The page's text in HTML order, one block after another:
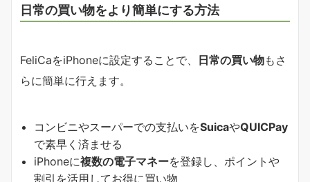
日常の買い物をより簡単にする方法
FeliCaをiPhoneに設定することで、 日常の買い物もさ
らに簡単に行えます。
コンビニやスーパーでの支払いをSuicaやQUICPay
で素早く済ませる
iPhoneに複数の電子マネーを登録し、ポイントや
割引を活用してお得に買い物